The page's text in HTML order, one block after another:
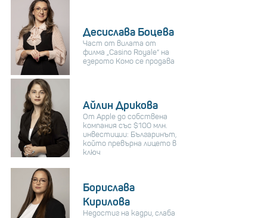
Десислава Боцева
Част от вилата от
филма „Casino Royale“ на
езерото Комо се продава
Айлин Дрикова
От Apple до собствена
компания със $100 млн.
инвестиции: Българинът,
който превърна лицето в
ключ
Борислава
Кирилова
Недостиг на кадри, слаба